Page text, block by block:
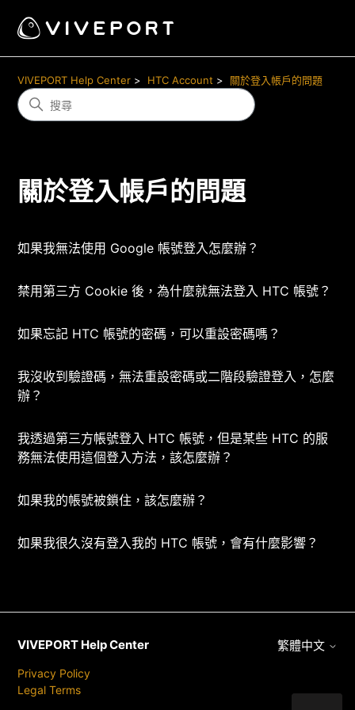
VIVEPORT Help Center HTC Account 關於登入帳戶的問題
關於登入帳戶的問題
如果我無法使用 Google 帳號登入怎麼辦？
禁用第三方 Cookie 後，為什麼就無法登入 HTC 帳號？
如果忘記 HTC 帳號的密碼，可以重設密碼嗎？
我沒收到驗證碼，無法重設密碼或二階段驗證登入，怎麼
辦？
我透過第三方帳號登入 HTC 帳號，但是某些 HTC 的服
務無法使用這個登入方法，該怎麼辦？
如果我的帳號被鎖住，該怎麼辦？
如果我很久沒有登入我的 HTC 帳號，會有什麼影響？
VIVEPORT Help Center
Privacy Policy
Legal Terms
繁體中文